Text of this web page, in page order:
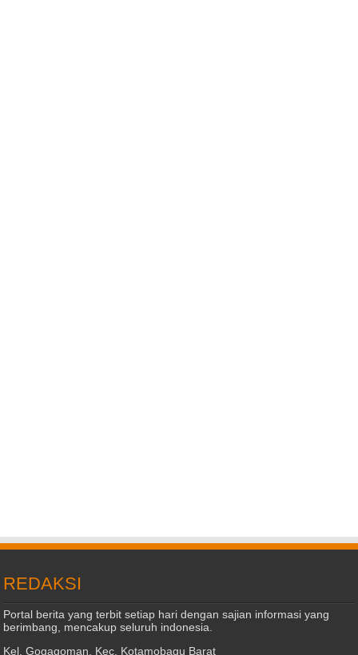
REDAKSI
Portal berita yang terbit setiap hari dengan sajian informasi yang
berimbang, mencakup seluruh indonesia.
Kel. Gogagoman, Kec. Kotamobagu Barat